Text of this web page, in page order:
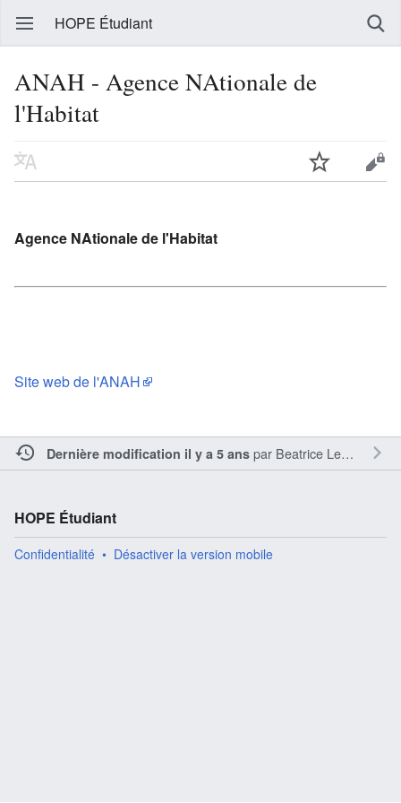
HOPE Étudiant
ANAH - Agence NAtionale de
l'Habitat
Agence NAtionale de l'Habitat
Site web de l'ANAH
Dernière modification il y a 5 anspar Beatrice LeMoing
HOPE Étudiant
Confidentialité Désactiver la version mobile